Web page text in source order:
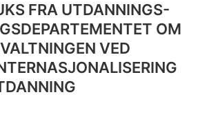
FRA UTDANNINGS-
OM
VED